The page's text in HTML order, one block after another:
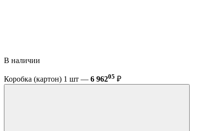
В наличии
Коробка (картон) 1 шт — 6 96205 ₽